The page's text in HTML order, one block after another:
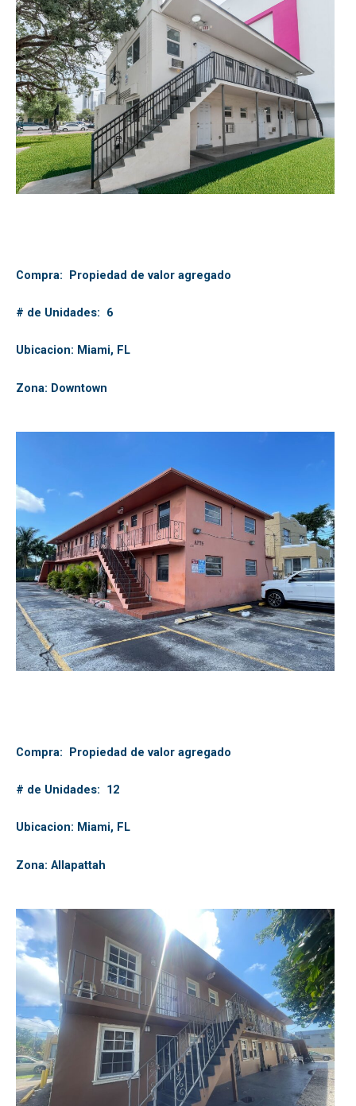
Compra: Propiedad de valor agregado
# de Unidades: 6
Ubicacion: Miami, FL
Zona: Downtown
Compra: Propiedad de valor agregado
# de Unidades: 12
Ubicacion: Miami, FL
Zona: Allapattah